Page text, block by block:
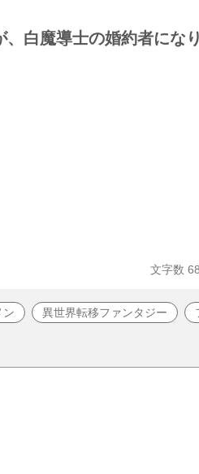
白魔導士の婚約者にな
文字数
ン 異世界転移ファンタジー